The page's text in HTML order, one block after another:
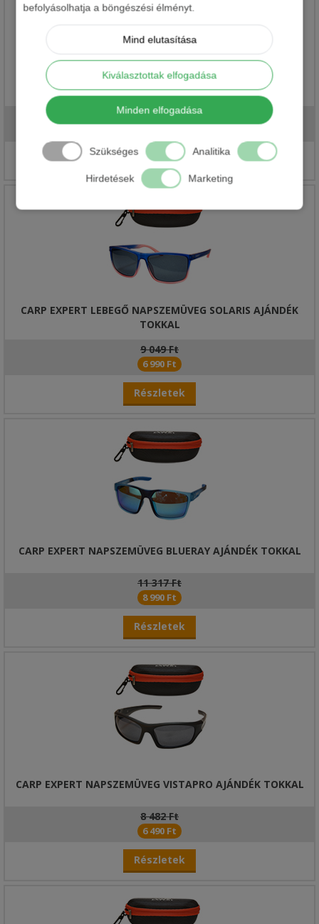
befolyásolhatja a böngészési élményt.
Mind elutasítása
Kiválasztottak elfogadása
Minden elfogadása
Szükséges Analitika
Hirdetések Marketing
CARP EXPERT LEBEGŐ NAPSZEMÜVEG OPTIRAY AJÁNDÉK
TOKKAL
9 616 Ft
Részletek
CARP EXPERT LEBEGŐ NAPSZEMÜVEG SOLARIS AJÁNDÉK
TOKKAL
9 049 Ft
6 990 Ft
Részletek
CARP EXPERT NAPSZEMÜVEG BLUERAY AJÁNDÉK TOKKAL
11 317 Ft
8 990 Ft
Részletek
CARP EXPERT NAPSZEMÜVEG VISTAPRO AJÁNDÉK TOKKAL
8 482 Ft
6 490 Ft
Részletek